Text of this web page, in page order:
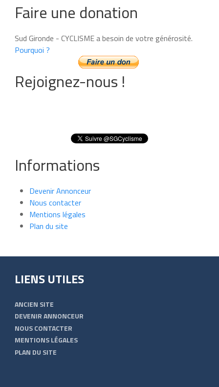
Faire une donation
Sud Gironde - CYCLISME a besoin de votre générosité.
Pourquoi ?
Rejoignez-nous !
Informations
Devenir Annonceur
Nous contacter
Mentions légales
Plan du site
LIENS UTILES
ANCIEN SITE
DEVENIR ANNONCEUR
NOUS CONTACTER
MENTIONS LÉGALES
PLAN DU SITE